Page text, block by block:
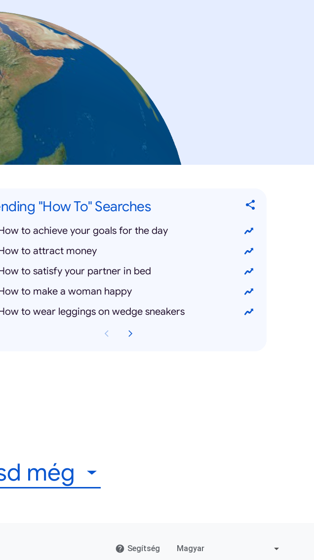
"How To" Searches
to achieve your goals for the day
to attract money
to satisfy your partner in bed
to make a woman happy
to wear leggings on wedge sneakers
még
Segítség